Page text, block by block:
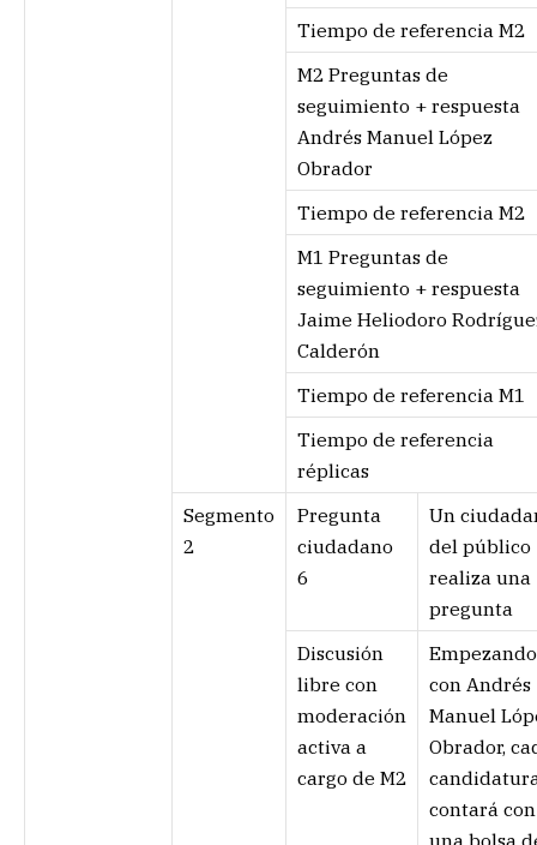
Tiempo de referencia M2
M2 Preguntas de
seguimiento + respuesta
Andrés Manuel López
Obrador
Tiempo de referencia M2
M1 Preguntas de
seguimiento + respuesta
Jaime Heliodoro
Calderón
Tiempo de referencia M1
Tiempo de referencia
réplicas
Segmento
2
Pregunta
ciudadano
6
Un
del público
realiza una
pregunta
Discusión
libre con
moderación
activa a
cargo de M2
Empezando
con Andrés
Manuel
Obrador,
contará con